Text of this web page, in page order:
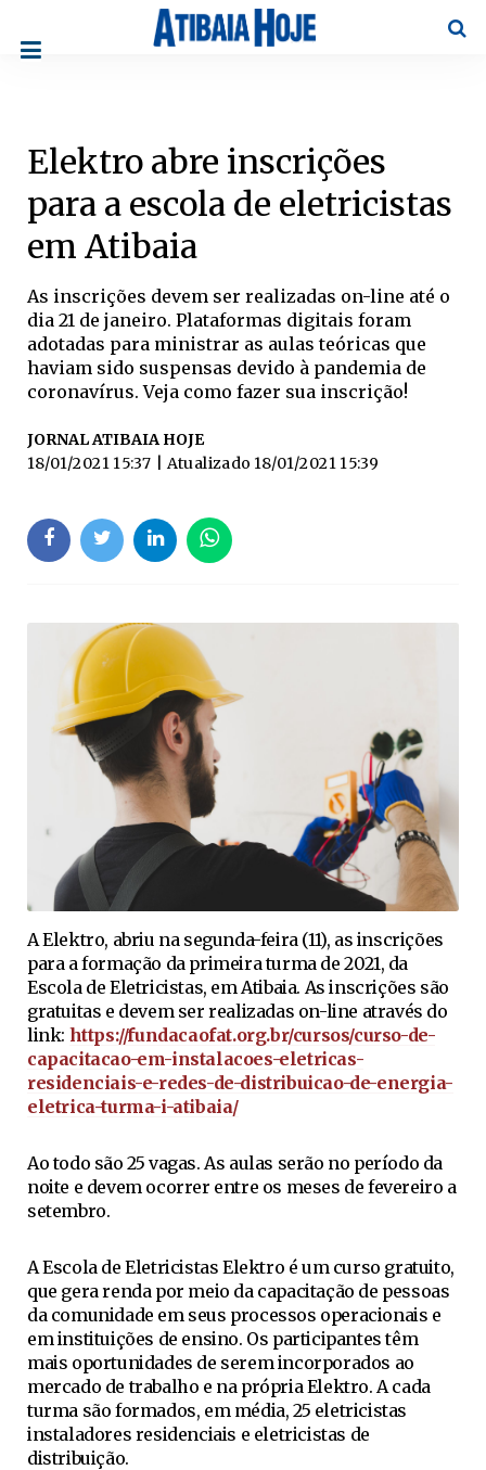
Elektro abre inscrições
para a escola de eletricistas
em Atibaia
As inscrições devem ser realizadas on-line até o
dia 21 de janeiro. Plataformas digitais foram
adotadas para ministrar as aulas teóricas que
haviam sido suspensas devido à pandemia de
coronavírus. Veja como fazer sua inscrição!
JORNAL ATIBAIA HOJE
18/01/2021 15:37
| Atualizado 18/01/2021 15:39
A Elektro, abriu na segunda-feira (11), as inscrições
para a formação da primeira turma de 2021, da
Escola de Eletricistas, em Atibaia. As inscrições são
gratuitas e devem ser realizadas on-line através do
link: https://fundacaofat.org.br/cursos/curso-de-
capacitacao-em-instalacoes-eletricas-
residenciais-e-redes-de-distribuicao-de-energia-
eletrica-turma-i-atibaia/
Ao todo são 25 vagas. As aulas serão no período da
noite e devem ocorrer entre os meses de fevereiro a
setembro.
A Escola de Eletricistas Elektro é um curso gratuito,
que gera renda por meio da capacitação de pessoas
da comunidade em seus processos operacionais e
em instituições de ensino. Os participantes têm
mais oportunidades de serem incorporados ao
mercado de trabalho e na própria Elektro. A cada
turma são formados, em média, 25 eletricistas
instaladores residenciais e eletricistas de
distribuição.